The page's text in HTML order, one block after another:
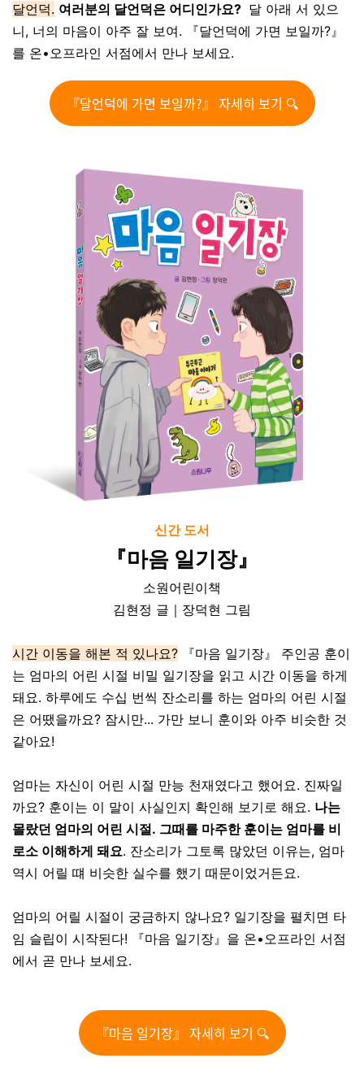
달언덕. 여러분의 달언덕은 어디인가요? 달 아래 서 있으
니, 너의 마음이 아주 잘 보여. 『달언덕에 가면 보일까?』
를 온•오프라인 서점에서 만나 보세요.
『달언덕에 가면 보일까?』 자세히 보기 🔍
신간 도서
『마음 일기장』
소원어린이책
김현정 글｜장덕현 그림
시간 이동을 해본 적 있나요? 『마음 일기장』 주인공 훈이
는 엄마의 어린 시절 비밀 일기장을 읽고 시간 이동을 하게
돼요. 하루에도 수십 번씩 잔소리를 하는 엄마의 어린 시절
은 어땠을까요? 잠시만... 가만 보니 훈이와 아주 비슷한 것
같아요!
엄마는 자신이 어린 시절 만능 천재였다고 했어요. 진짜일
까요? 훈이는 이 말이 사실인지 확인해 보기로 해요. 나는
몰랐던 엄마의 어린 시절. 그때를 마주한 훈이는 엄마를 비
로소 이해하게 돼요. 잔소리가 그토록 많았던 이유는, 엄마
역시 어릴 떄 비슷한 실수를 했기 때문이었거든요.
엄마의 어릴 시절이 궁금하지 않나요? 일기장을 펼치면 타
임 슬립이 시작된다! 『마음 일기장』을 온•오프라인 서점
에서 곧 만나 보세요.
『마음 일기장』 자세히 보기 🔍